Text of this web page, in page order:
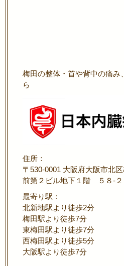
梅田の整体・首や背中の痛み
ら
住所：
〒530-0001 大阪府大阪市北
前第２ビル地下１階 ５８-２
最寄り駅：
北新地駅より徒歩2分
梅田駅より徒歩7分
東梅田駅より徒歩7分
西梅田駅より徒歩5分
大阪駅より徒歩7分